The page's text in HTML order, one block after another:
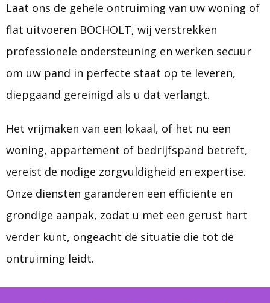
Laat ons de gehele ontruiming van uw woning of
flat uitvoeren BOCHOLT, wij verstrekken
professionele ondersteuning en werken secuur
om uw pand in perfecte staat op te leveren,
diepgaand gereinigd als u dat verlangt.
Het vrijmaken van een lokaal, of het nu een
woning, appartement of bedrijfspand betreft,
vereist de nodige zorgvuldigheid en expertise.
Onze diensten garanderen een efficiënte en
grondige aanpak, zodat u met een gerust hart
verder kunt, ongeacht de situatie die tot de
ontruiming leidt.